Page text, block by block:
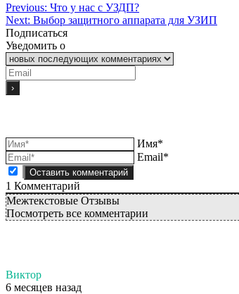
Previous: Что у нас с УЗДП?
Next: Выбор защитного аппарата для УЗИП
Подписаться
Уведомить о
Имя*
Email*
1 Комментарий
Межтекстовые Отзывы
Посмотреть все комментарии
Виктор
6 месяцев назад